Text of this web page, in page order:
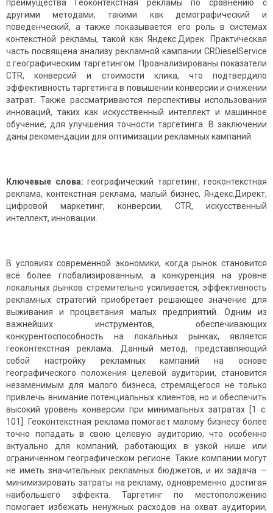
преимущества Геоконтекстная рекламы по сравнению с
другими методами, такими как демографический и
поведенческий, а также показывается его роль в системах
контекстной рекламы, такой как Яндекс.Дирек. Практическая
часть посвящена анализу рекламной кампании CRDieselService
с географическим таргетингом. Проанализированы показатели
CTR, конверсий и стоимости клика, что подтвердило
эффективность таргетинга в повышении конверсии и снижении
затрат. Также рассматриваются перспективы использования
инноваций, таких как искусственный интеллект и машинное
обучение, для улучшения точности таргетинга. В заключении
даны рекомендации для оптимизации рекламных кампаний.
Ключевые слова: географический таргетинг, геоконтекстная
реклама, контекстная реклама, малый бизнес, Яндекс.Директ,
цифровой маркетинг, конверсии, CTR, искусственный
интеллект, инновации.
В условиях современной экономики, когда рынок становится
всё более глобализированным, а конкуренция на уровне
локальных рынков стремительно усиливается, эффективность
рекламных стратегий приобретает решающее значение для
выживания и процветания малых предприятий. Одним из
важнейших инструментов, обеспечивающих
конкурентоспособность на локальных рынках, является
геоконтекстная реклама. Данный метод, представляющий
собой настройку рекламных кампаний на основе
географического положения целевой аудитории, становится
незаменимым для малого бизнеса, стремящегося не только
привлечь внимание потенциальных клиентов, но и обеспечить
высокий уровень конверсии при минимальных затратах [1 c.
101]. Геоконтекстная реклама помогает малому бизнесу более
точно попадать в свою целевую аудиторию, что особенно
актуально для компаний, работающих в узкой нише или
ограниченном географическом регионе. Такие компании могут
не иметь значительных рекламных бюджетов, и их задача —
минимизировать затраты на рекламу, одновременно достигая
наибольшего эффекта. Таргетинг по местоположению
помогает избежать ненужных расходов на охват аудитории,